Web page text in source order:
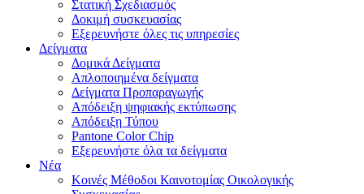
Στατική Σχεδιασμός
Δοκιμή συσκευασίας
Εξερευνήστε όλες τις υπηρεσίες
Δείγματα
Δομικά Δείγματα
Απλοποιημένα δείγματα
Δείγματα Προπαραγωγής
Απόδειξη ψηφιακής εκτύπωσης
Απόδειξη Τύπου
Pantone Color Chip
Εξερευνήστε όλα τα δείγματα
Νέα
Κοινές Μέθοδοι Καινοτομίας Οικολογικής